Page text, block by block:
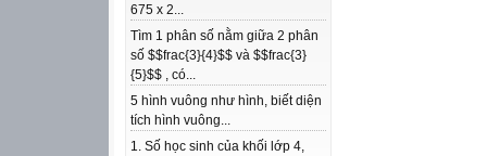
675 x 2...
Tìm 1 phân số nằm giữa 2 phân
số $$frac{3}{4}$$ và $$frac{3}
{5}$$ , có...
5 hình vuông như hình, biết diện
tích hình vuông...
1. Số học sinh của khối lớp 4,